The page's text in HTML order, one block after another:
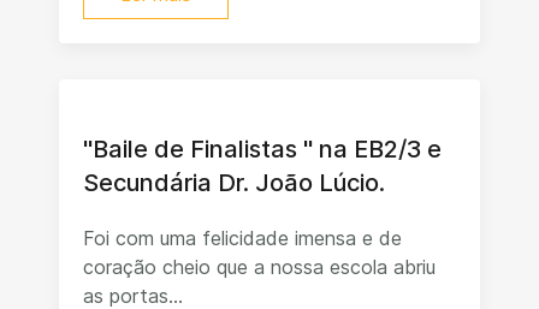
"Baile de Finalistas " na EB2/3 e
Secundária Dr. João Lúcio.
Foi com uma felicidade imensa e de
coração cheio que a nossa escola abriu
as portas...